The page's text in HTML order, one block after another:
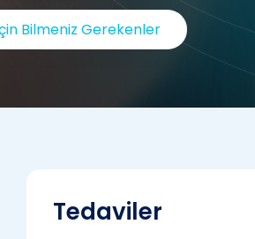
Bilmeniz Gerekenler
Tedaviler